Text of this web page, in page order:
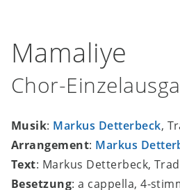
Mamaliye
Chor-
Musik: Markus Detterbeck,
Arrangement: Markus
Text: Markus Detterbeck,
Besetzung: a cappella, 4-